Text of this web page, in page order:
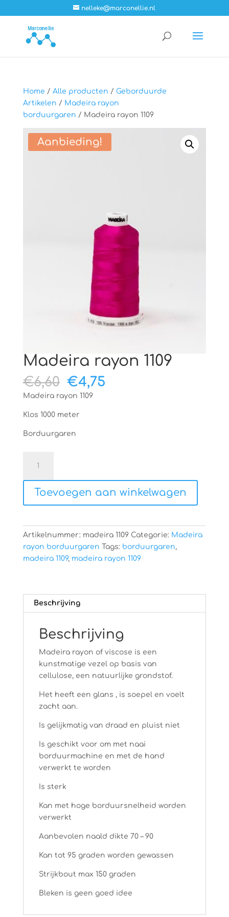
nelleke@marconellie.nl
Home / Alle producten / Geborduurde
Artikelen / Madeira rayon
borduurgaren / Madeira rayon 1109
Aanbieding!
Madeira rayon 1109
€6,60 Oorspronkelijke
prijs
€6,60.
€4,75Huidige
Madeira rayon 1109
Klos 1000 meter
Borduurgaren
rayon
1109
aantal
Toevoegen aan winkelwagen
Artikelnummer: madeira 1109 Categorie: Madeira
rayon borduurgaren Tags: borduurgaren,
madeira 1109, madeira rayon 1109
Beschrijving
Beschrijving
Madeira rayon of viscose is een
kunstmatige vezel op basis van
cellulose, een natuurlijke grondstof.
Het heeft een glans , is soepel en voelt
zacht aan.
Is gelijkmatig van draad en pluist niet
Is geschikt voor om met naai
borduurmachine en met de hand
verwerkt te worden
Is sterk
Kan met hoge borduursnelheid worden
verwerkt
Aanbevolen naald dikte 70 – 90
Kan tot 95 graden worden gewassen
Strijkbout max 150 graden
Bleken is geen goed idee